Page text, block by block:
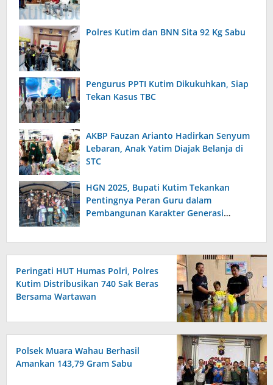
Polres Kutim dan BNN Sita 92 Kg Sabu
Pengurus PPTI Kutim Dikukuhkan, Siap
Tekan Kasus TBC
AKBP Fauzan Arianto Hadirkan Senyum
Lebaran, Anak Yatim Diajak Belanja di
STC
HGN 2025, Bupati Kutim Tekankan
Pentingnya Peran Guru dalam
Pembangunan Karakter Generasi
Peringati HUT Humas Polri, Polres
Kutim Distribusikan 740 Sak Beras
Bersama Wartawan
Polsek Muara Wahau Berhasil
Amankan 143,79 Gram Sabu